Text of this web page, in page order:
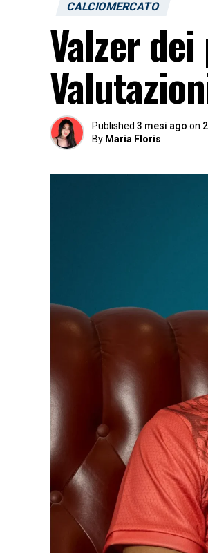
CALCIOMERCATO
Valzer
Published 3 mesi ago on
By Maria Floris